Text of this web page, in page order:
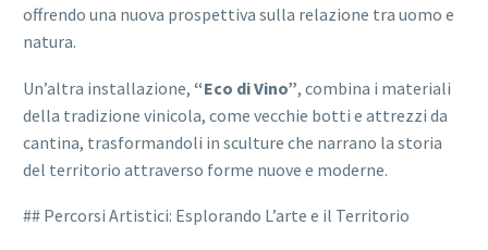
offrendo una nuova prospettiva sulla relazione tra uomo e
natura.
Un’altra installazione, “Eco di Vino”, combina i materiali
della tradizione vinicola, come vecchie botti e attrezzi da
cantina, trasformandoli in sculture che narrano la storia
del territorio attraverso forme nuove e moderne.
## Percorsi Artistici: Esplorando L’arte e il Territorio